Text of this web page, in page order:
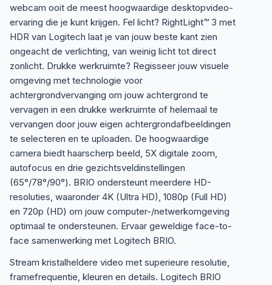
webcam ooit de meest hoogwaardige desktopvideo-
ervaring die je kunt krijgen. Fel licht? RightLight™ 3 met
HDR van Logitech laat je van jouw beste kant zien
ongeacht de verlichting, van weinig licht tot direct
zonlicht. Drukke werkruimte? Regisseer jouw visuele
omgeving met technologie voor
achtergrondvervanging om jouw achtergrond te
vervagen in een drukke werkruimte of helemaal te
vervangen door jouw eigen achtergrondafbeeldingen
te selecteren en te uploaden. De hoogwaardige
camera biedt haarscherp beeld, 5X digitale zoom,
autofocus en drie gezichtsveldinstellingen
(65°/78°/90°). BRIO ondersteunt meerdere HD-
resoluties, waaronder 4K (Ultra HD), 1080p (Full HD)
en 720p (HD) om jouw computer-/netwerkomgeving
optimaal te ondersteunen. Ervaar geweldige face-to-
face samenwerking met Logitech BRIO.
Stream kristalheldere video met superieure resolutie,
framefrequentie, kleuren en details. Logitech BRIO